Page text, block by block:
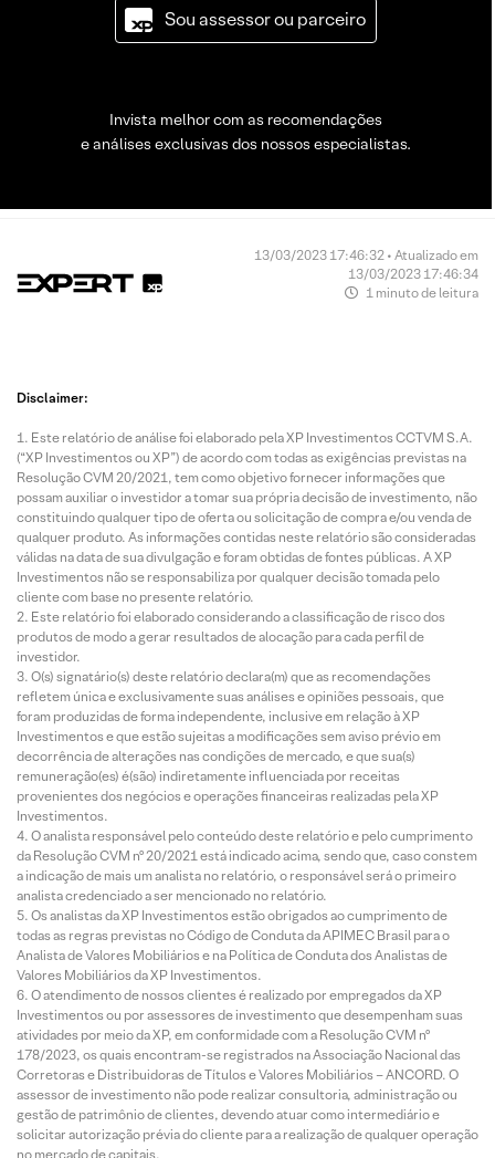
Sou assessor ou parceiro
Invista melhor com as recomendações
e análises exclusivas dos nossos especialistas.
13/03/2023 17:46:32 • Atualizado em
13/03/2023 17:46:34
1 minuto de leitura
Disclaimer:
Este relatório de análise foi elaborado pela XP Investimentos CCTVM S.A.
(“XP Investimentos ou XP”) de acordo com todas as exigências previstas na
Resolução CVM 20/2021, tem como objetivo fornecer informações que
possam auxiliar o investidor a tomar sua própria decisão de investimento, não
constituindo qualquer tipo de oferta ou solicitação de compra e/ou venda de
qualquer produto. As informações contidas neste relatório são consideradas
válidas na data de sua divulgação e foram obtidas de fontes públicas. A XP
Investimentos não se responsabiliza por qualquer decisão tomada pelo
cliente com base no presente relatório.
Este relatório foi elaborado considerando a classificação de risco dos
produtos de modo a gerar resultados de alocação para cada perfil de
investidor.
O(s) signatário(s) deste relatório declara(m) que as recomendações
refletem única e exclusivamente suas análises e opiniões pessoais, que
foram produzidas de forma independente, inclusive em relação à XP
Investimentos e que estão sujeitas a modificações sem aviso prévio em
decorrência de alterações nas condições de mercado, e que sua(s)
remuneração(es) é(são) indiretamente influenciada por receitas
provenientes dos negócios e operações financeiras realizadas pela XP
Investimentos.
O analista responsável pelo conteúdo deste relatório e pelo cumprimento
da Resolução CVM nº 20/2021 está indicado acima, sendo que, caso constem
a indicação de mais um analista no relatório, o responsável será o primeiro
analista credenciado a ser mencionado no relatório.
Os analistas da XP Investimentos estão obrigados ao cumprimento de
todas as regras previstas no Código de Conduta da APIMEC Brasil para o
Analista de Valores Mobiliários e na Política de Conduta dos Analistas de
Valores Mobiliários da XP Investimentos.
O atendimento de nossos clientes é realizado por empregados da XP
Investimentos ou por assessores de investimento que desempenham suas
atividades por meio da XP, em conformidade com a Resolução CVM nº
178/2023, os quais encontram-se registrados na Associação Nacional das
Corretoras e Distribuidoras de Títulos e Valores Mobiliários – ANCORD. O
assessor de investimento não pode realizar consultoria, administração ou
gestão de patrimônio de clientes, devendo atuar como intermediário e
solicitar autorização prévia do cliente para a realização de qualquer operação
no mercado de capitais.